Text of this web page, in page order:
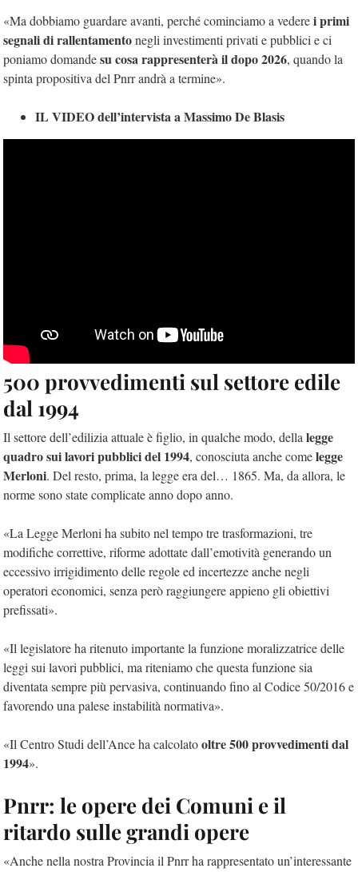
«Ma dobbiamo guardare avanti, perché cominciamo a vederei primi
segnali di rallentamentonegli investimenti privati e pubblici e ci
poniamo domandesu cosa rappresenterà il dopo 2026, quando la
spinta propositiva del Pnrr andrà a termine».
IL VIDEO dell’intervista a Massimo De Blasis
500 provvedimenti sul settore edile
dal 1994
Il settore dell’edilizia attuale è figlio, in qualche modo, della legge
quadro sui lavori pubblici del 1994, conosciuta anche comelegge
Merloni. Del resto, prima, la legge era del… 1865. Ma, da allora, le
norme sono state complicate anno dopo anno.
«La Legge Merloni ha subito nel tempo tre trasformazioni, tre
modifiche correttive, riforme adottate dall’emotività generando un
eccessivo irrigidimento delle regole ed incertezze anche negli
operatori economici, senza però raggiungere appieno gli obiettivi
prefissati».
«Il legislatore ha ritenuto importante la funzione moralizzatrice delle
leggi sui lavori pubblici, ma riteniamo che questa funzione sia
diventata sempre più pervasiva, continuando fino al Codice 50/2016 e
favorendo una palese instabilità normativa».
«Il Centro Studi dell’Ance ha calcolatooltre 500 provvedimenti dal
1994».
Pnrr: le opere dei Comuni e il
ritardo sulle grandi opere
«Anche nella nostra Provincia il Pnrr ha rappresentato un’interessante